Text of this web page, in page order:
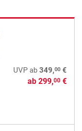
UVPab 349,00€
ab 299,00€